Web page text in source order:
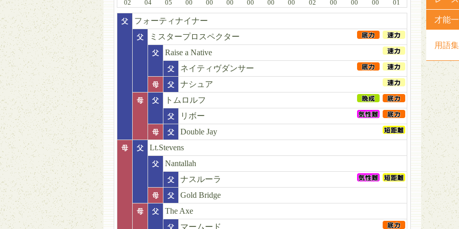
02 04 05 00 00 00 00 00 00 02 00 00 00 01
父 フォーティナイナー
父 ミスタープロスペクター
父 Raise a Native
父 ネイティヴダンサー
母 父 ナシュア
母 父 トムロルフ
父 リボー
母 父 Double Jay
母 父 Lt.Stevens
父 Nantallah
父 ナスルーラ
母 父 Gold Bridge
母 父 The Axe
父 マームード
才能
用語集